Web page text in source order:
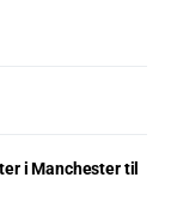
i Manchester til